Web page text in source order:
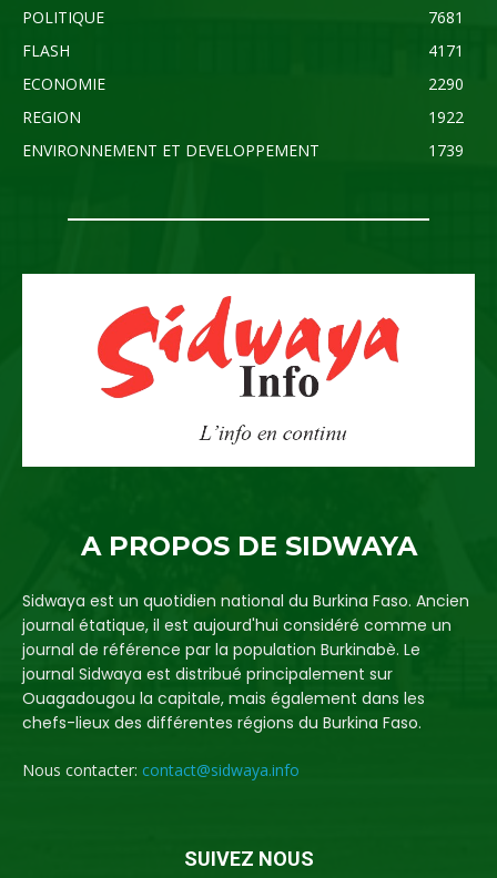
POLITIQUE
7681
FLASH
4171
ECONOMIE
2290
REGION
1922
ENVIRONNEMENT ET DEVELOPPEMENT
1739
A PROPOS DE SIDWAYA
Sidwaya est un quotidien national du Burkina Faso. Ancien
journal étatique, il est aujourd'hui considéré comme un
journal de référence par la population Burkinabè. Le
journal Sidwaya est distribué principalement sur
Ouagadougou la capitale, mais également dans les
chefs-lieux des différentes régions du Burkina Faso.
Nous contacter: contact@sidwaya.info
SUIVEZ NOUS